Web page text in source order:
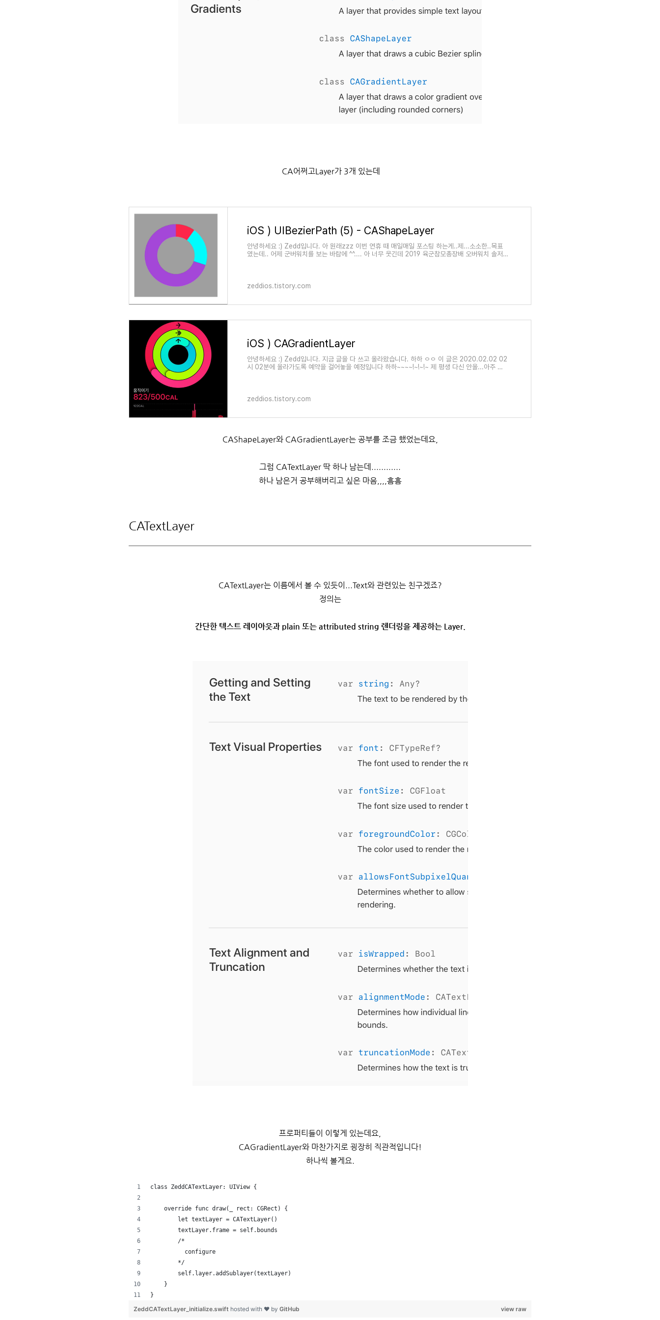
CA어쩌고Layer가 3개 있는데
iOS ) UIBezierPath (5) - CAShapeLayer
안녕하세요 :) Zedd입니다. 아 원래zzz 이번 연휴 때 매일매일 포스팅 하는게..제...소소한..목표
였는데.. 어제 군버워치를 보는 바람에 ^^.... 아 너무 웃긴데 2019 육군참모총장배 오버워치 솔저
zeddios.tistory.com
iOS ) CAGradientLayer
안녕하세요 :) Zedd입니다. 지금 글을 다 쓰고 올라왔습니다. 하하 ㅇㅇ 이 글은 2020.02.02 02
시 02분에 올라가도록 예약을 걸어놓을 예정입니다 하하~~~~!~!~!~ 제 평생 다신 안올...아주 아
zeddios.tistory.com
CAShapeLayer와 CAGradientLayer는 공부를 조금 했었는데요,
그럼 CATextLayer 딱 하나 남는데............
하나 남은거 공부해버리고 싶은 마음,,,,흠흠
CATextLayer
CATextLayer는 이름에서 볼 수 있듯이...Text와 관련있는 친구겠죠?
정의는
간단한 텍스트 레이아웃과 plain 또는 attributed string 렌더링을 제공하는 Layer.
프로퍼티들이 이렇게 있는데요,
CAGradientLayer와 마찬가지로 굉장히 직관적입니다!
하나씩 볼게요.
class ZeddCATextLayer: UIView {
    override func draw(_ rect: CGRect) {
        let textLayer = CATextLayer()
        textLayer.frame = self.bounds
        /*
          configure
        */
        self.layer.addSublayer(textLayer)
    }
}
view raw
ZeddCATextLayer_initialize.swift hosted with ❤ by GitHub